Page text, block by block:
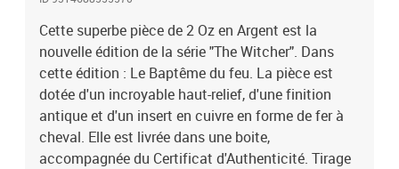
trouve le sceau public de Niue et les inscriptions : "NIUE" - le pays
émetteur, "2023" - l'année d'émission, "Ag 999" - la finesse de
l'Argent et "5 DOLLARS" - la valeur faciale.
Cette superbe pièce de 2 Oz en Argent est la
nouvelle édition de la série "The Witcher". Dans
cette édition : Le Baptême du feu. La pièce est
dotée d'un incroyable haut-relief, d'une finition
antique et d'un insert en cuivre en forme de fer à
cheval. Elle est livrée dans une boite,
accompagnée du Certificat d'Authenticité. Tirage